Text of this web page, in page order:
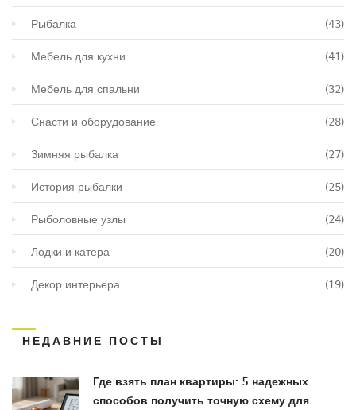
Рыбалка (43)
Мебель для кухни (41)
Мебель для спальни (32)
Снасти и оборудование (28)
Зимняя рыбалка (27)
История рыбалки (25)
Рыболовные узлы (24)
Лодки и катера (20)
Декор интерьера (19)
НЕДАВНИЕ ПОСТЫ
Где взять план квартиры: 5 надежных
способов получить точную схему для